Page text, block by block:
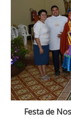
Festa de